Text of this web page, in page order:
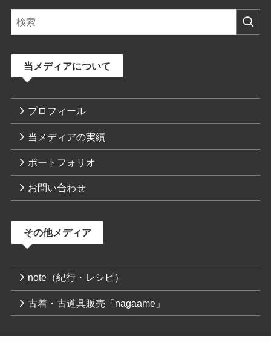
当メディアについて
プロフィール
当メディアの実績
ポートフォリオ
お問い合わせ
その他メディア
note（紀行・レシピ）
古着・古道具販売「nagaame」